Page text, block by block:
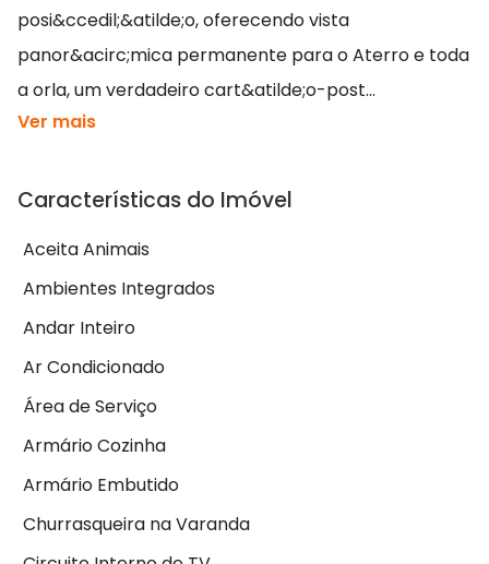
posi&ccedil;&atilde;o, oferecendo vista
panor&acirc;mica permanente para o Aterro e toda
a orla, um verdadeiro cart&atilde;o-post...
Ver mais
Características do Imóvel
Aceita Animais
Ambientes Integrados
Andar Inteiro
Ar Condicionado
Área de Serviço
Armário Cozinha
Armário Embutido
Churrasqueira na Varanda